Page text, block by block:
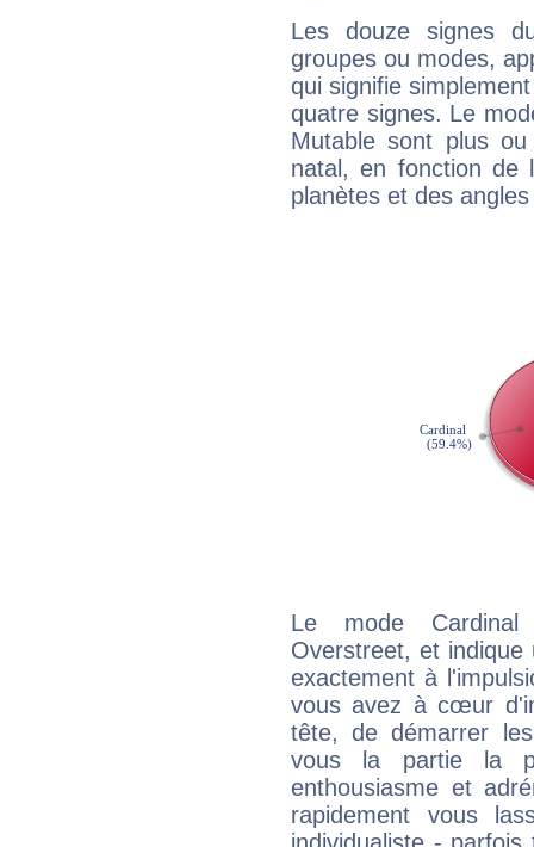
Les douze signes
groupes ou modes,
qui signifie
quatre signes. Le
Mutable sont plus
natal, en fonction de
planètes et des
Le mode
Overstreet, et indique
exactement à
vous avez à cœur
tête, de démarrer
vous la partie la
enthousiasme et
rapidement vous